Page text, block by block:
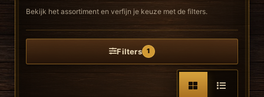
Bekijk het assortiment en verfijn je keuze met de filters.
Filters 1